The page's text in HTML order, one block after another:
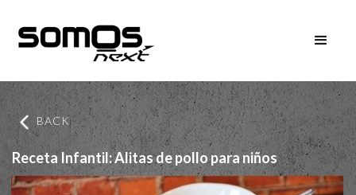
BACK
Receta Infantil: Alitas de pollo para niños